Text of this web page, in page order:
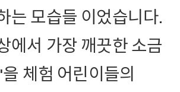
는 모습들 이었습니다.
에서 가장 깨끗한 소금
체험 어린이들의